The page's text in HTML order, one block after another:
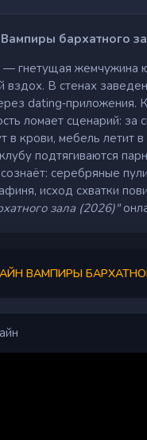
бархатного
гнетущая жемчужина
вздох. В стенах
dating‑приложения.
ломает сценарий:
в крови, мебель
подтягиваются
серебряные
исход схватки
зала (2026)"
ВАМПИРЫ